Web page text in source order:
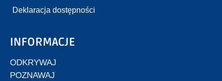
Deklaracja dostępności
INFORMACJE
ODKRYWAJ
POZNAWAJ